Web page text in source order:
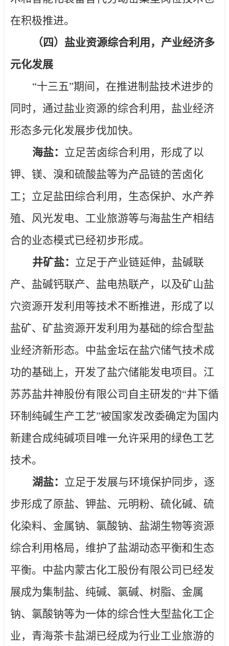
在积极推进。
（四）盐业资源综合利用，产业经济多
元化发展
“十三五”期间，在推进制盐技术进步的
同时，通过盐业资源的综合利用，盐业经济
形态多元化发展步伐加快。
海盐： 立足苦卤综合利用，形成了以
钾、镁、溴和硫酸盐等为产品链的苦卤化
工；立足盐田综合利用，生态保护、水产养
殖、风光发电、工业旅游等与海盐生产相结
合的业态模式已经初步形成。
井矿盐： 立足于产业链延伸，盐碱联
产、盐碱钙联产、盐电热联产，以及矿山盐
穴资源开发利用等技术不断推进，形成了以
盐矿、矿盐资源开发利用为基础的综合型盐
业经济新形态。中盐金坛在盐穴储气技术成
功的基础上，开发了盐穴储能发电项目。江
苏苏盐井神股份有限公司自主研发的“井下循
环制纯碱生产工艺”被国家发改委确定为国内
新建合成纯碱项目唯一允许采用的绿色工艺
技术。
湖盐： 立足于发展与环境保护同步，逐
步形成了原盐、钾盐、元明粉、硫化碱、硫
化染料、金属钠、氯酸钠、盐湖生物等资源
综合利用格局，维护了盐湖动态平衡和生态
平衡。中盐内蒙古化工股份有限公司已经发
展成为集制盐、纯碱、氯碱、树脂、金属
钠、氯酸钠等为一体的综合性大型盐化工企
业，青海茶卡盐湖已经成为行业工业旅游的